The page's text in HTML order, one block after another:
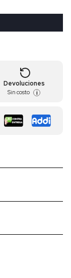
Devoluciones
Sin costo i